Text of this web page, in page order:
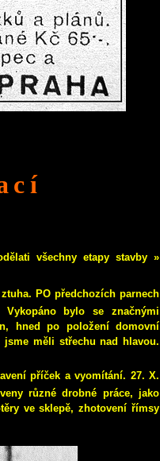
všechny etapy stavby »
PO předchozích parnech
Vykopáno bylo se značnými
hned po položení domovní
měli střechu nad hlavou.
příček a vyomítání. 27. X.
různé drobné práce, jako
ve sklepě, zhotovení římsy